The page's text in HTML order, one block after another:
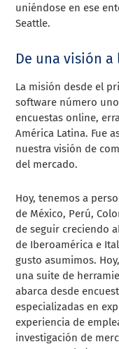
uniéndose en ese
Seattle.
De una visión
La misión desde el
software número
encuestas online,
América Latina. Fue
nuestra visión de
del mercado.
Hoy, tenemos a
de México, Perú,
de seguir creciendo
de Iberoamérica e
gusto asumimos.
una suite de
abarca desde
especializadas en
experiencia de
investigación de